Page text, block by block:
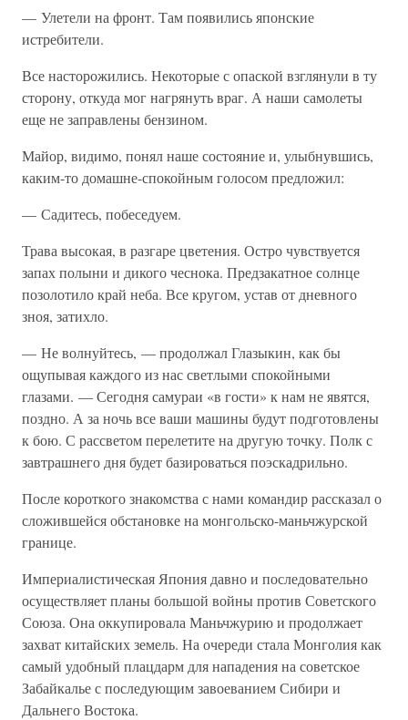
— Улетели на фронт. Там появились японские
истребители.
Все насторожились. Некоторые с опаской взглянули в ту
сторону, откуда мог нагрянуть враг. А наши самолеты
еще не заправлены бензином.
Майор, видимо, понял наше состояние и, улыбнувшись,
каким-то домашне-спокойным голосом предложил:
— Садитесь, побеседуем.
Трава высокая, в разгаре цветения. Остро чувствуется
запах полыни и дикого чеснока. Предзакатное солнце
позолотило край неба. Все кругом, устав от дневного
зноя, затихло.
— Не волнуйтесь, — продолжал Глазыкин, как бы
ощупывая каждого из нас светлыми спокойными
глазами. — Сегодня самураи «в гости» к нам не явятся,
поздно. А за ночь все ваши машины будут подготовлены
к бою. С рассветом перелетите на другую точку. Полк с
завтрашнего дня будет базироваться поэскадрильно.
После короткого знакомства с нами командир рассказал о
сложившейся обстановке на монгольско-маньчжурской
границе.
Империалистическая Япония давно и последовательно
осуществляет планы большой войны против Советского
Союза. Она оккупировала Маньчжурию и продолжает
захват китайских земель. На очереди стала Монголия как
самый удобный плацдарм для нападения на советское
Забайкалье с последующим завоеванием Сибири и
Дальнего Востока.